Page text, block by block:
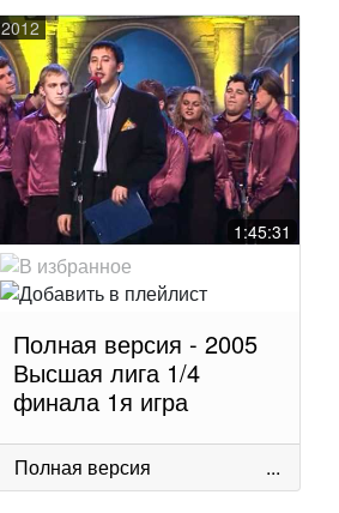
2012
1:45:31
Полная версия - 2005
Высшая лига 1/4
финала 1я игра
Полная версия ...